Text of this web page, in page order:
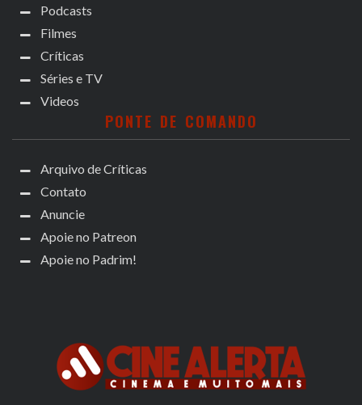
Podcasts
Filmes
Críticas
Séries e TV
Videos
PONTE DE COMANDO
Arquivo de Críticas
Contato
Anuncie
Apoie no Patreon
Apoie no Padrim!